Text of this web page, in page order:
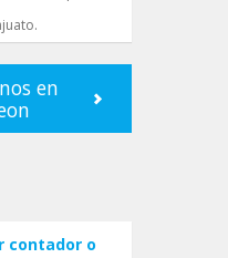
en
contador o